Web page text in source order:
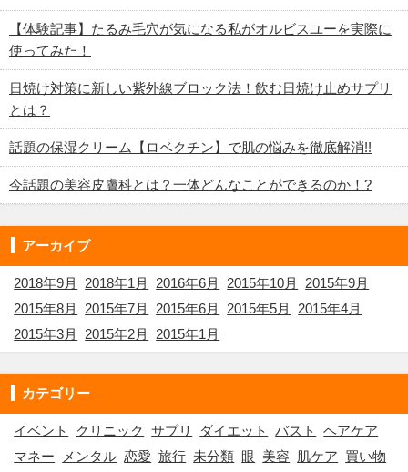
【体験記事】たるみ毛穴が気になる私がオルビスユーを実際に
使ってみた！
日焼け対策に新しい紫外線ブロック法！飲む日焼け止めサプリ
とは？
話題の保湿クリーム【ロベクチン】で肌の悩みを徹底解消!!
今話題の美容皮膚科とは？一体どんなことができるのか！?
アーカイブ
2018年9月 2018年1月 2016年6月 2015年10月
2015年9月
2015年8月
2015年7月 2015年6月 2015年5月
2015年4月
2015年3月
2015年2月 2015年1月
カテゴリー
イベント クリニック サプリ ダイエット バスト
ヘアケア
マネー
メンタル 恋愛 旅行 未分類 眼 美容 肌ケア 買い物